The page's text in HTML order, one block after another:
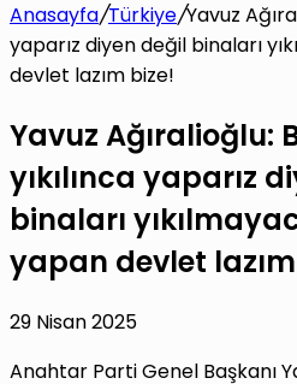
Anasayfa/Türkiye/Yavuz
yaparız diyen değil binaları
devlet lazım bize!
Yavuz Ağıralioğlu:
yıkılınca yaparız
binaları
yapan devlet
29 Nisan 2025
Anahtar Parti Genel Başkanı